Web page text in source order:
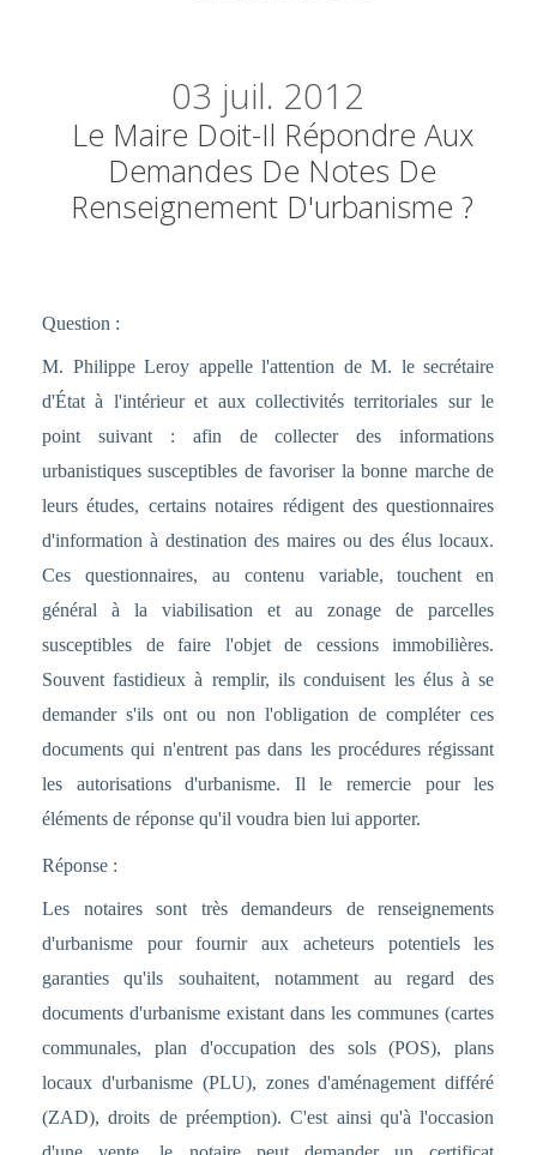
03 juil. 2012
Le Maire Doit-Il Répondre Aux
Demandes De Notes De
Renseignement D'urbanisme ?
Question :
M. Philippe Leroy appelle l'attention de M. le secrétaire
d'État à l'intérieur et aux collectivités territoriales sur le
point suivant : afin de collecter des informations
urbanistiques susceptibles de favoriser la bonne marche de
leurs études, certains notaires rédigent des questionnaires
d'information à destination des maires ou des élus locaux.
Ces questionnaires, au contenu variable, touchent en
général à la viabilisation et au zonage de parcelles
susceptibles de faire l'objet de cessions immobilières.
Souvent fastidieux à remplir, ils conduisent les élus à se
demander s'ils ont ou non l'obligation de compléter ces
documents qui n'entrent pas dans les procédures régissant
les autorisations d'urbanisme. Il le remercie pour les
éléments de réponse qu'il voudra bien lui apporter.
Réponse :
Les notaires sont très demandeurs de renseignements
d'urbanisme pour fournir aux acheteurs potentiels les
garanties qu'ils souhaitent, notamment au regard des
documents d'urbanisme existant dans les communes (cartes
communales, plan d'occupation des sols (POS), plans
locaux d'urbanisme (PLU), zones d'aménagement différé
(ZAD), droits de préemption). C'est ainsi qu'à l'occasion